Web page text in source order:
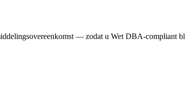
— zodat u Wet DBA-compliant